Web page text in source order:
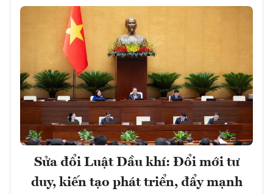
Sửa đổi Luật Dầu khí: Đổi mới tư
duy, kiến tạo phát triển, đẩy mạnh